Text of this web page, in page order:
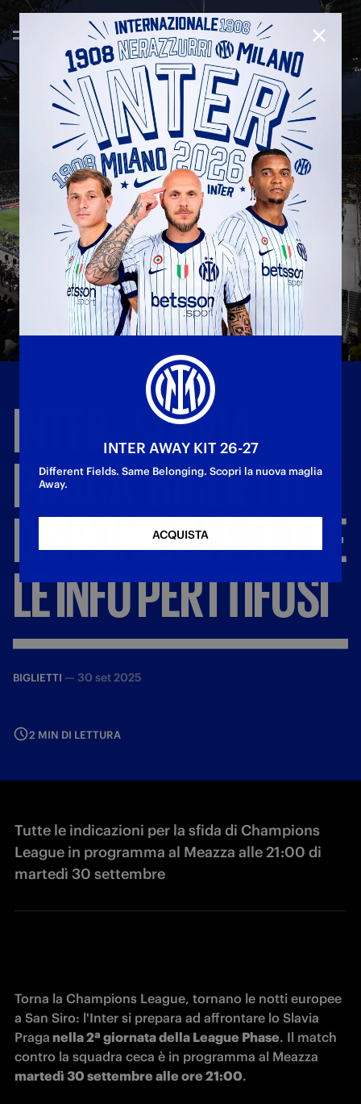
INTER-SLAVIA
PRAGA:BIGLIETTI
DISPONIBILIETUTTE
LEINFOPERITIFOSI
BIGLIETTI — 30 set 2025
2 MIN DI LETTURA
Tutte le indicazioni per la sfida di Champions
League in programma al Meazza alle 21:00 di
martedì 30 settembre
Torna la Champions League, tornano le notti europee
a San Siro: l'Inter si prepara ad affrontare lo Slavia
Praga nella 2ª giornata della League Phase. Il match
martedì 30 settembre alle ore 21:00.
INTER AWAY KIT 26-27
Different Fields. Same Belonging. Scopri la nuova maglia
Away.
ACQUISTA